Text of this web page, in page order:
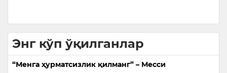
Энг кўп ўқилганлар
“Менга ҳурматсизлик қилманг” – Месси